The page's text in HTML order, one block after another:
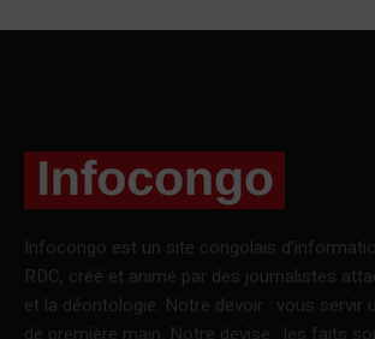
Infocongo est un site congolais
RDC, créé et animé par des journalistes
et la déontologie. Notre devoir : vous servir